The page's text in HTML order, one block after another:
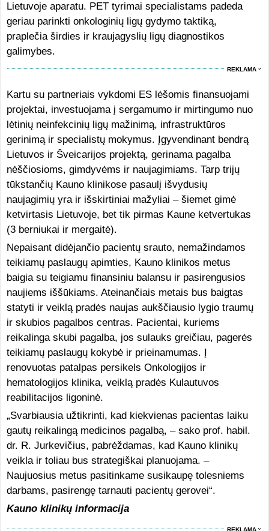
Lietuvoje aparatu. PET tyrimai specialistams padeda
geriau parinkti onkologinių ligų gydymo taktiką,
praplečia širdies ir kraujagyslių ligų diagnostikos
galimybes.
REKLAMA
Kartu su partneriais vykdomi ES lėšomis finansuojami
projektai, investuojama į sergamumo ir mirtingumo nuo
lėtinių neinfekcinių ligų mažinimą, infrastruktūros
gerinimą ir specialistų mokymus. Įgyvendinant bendrą
Lietuvos ir Šveicarijos projektą, gerinama pagalba
nėščiosioms, gimdyvėms ir naujagimiams. Tarp trijų
tūkstančių Kauno klinikose pasaulį išvydusių
naujagimių yra ir išskirtiniai mažyliai – šiemet gimė
ketvirtasis Lietuvoje, bet tik pirmas Kaune ketvertukas
(3 berniukai ir mergaitė).
Nepaisant didėjančio pacientų srauto, nemažindamos
teikiamų paslaugų apimties, Kauno klinikos metus
baigia su teigiamu finansiniu balansu ir pasirengusios
naujiems iššūkiams. Ateinančiais metais bus baigtas
statyti ir veiklą pradės naujas aukščiausio lygio traumų
ir skubios pagalbos centras. Pacientai, kuriems
reikalinga skubi pagalba, jos sulauks greičiau, pagerės
teikiamų paslaugų kokybė ir prieinamumas. Į
renovuotas patalpas persikels Onkologijos ir
hematologijos klinika, veiklą pradės Kulautuvos
reabilitacijos ligoninė.
„Svarbiausia užtikrinti, kad kiekvienas pacientas laiku
gautų reikalingą medicinos pagalbą, – sako prof. habil.
dr. R. Jurkevičius, pabrėždamas, kad Kauno klinikų
veikla ir toliau bus strategiškai planuojama. –
Naujuosius metus pasitinkame susikaupę tolesniems
darbams, pasirengę tarnauti pacientų gerovei“.
Kauno klinikų informacija
REKLAMA